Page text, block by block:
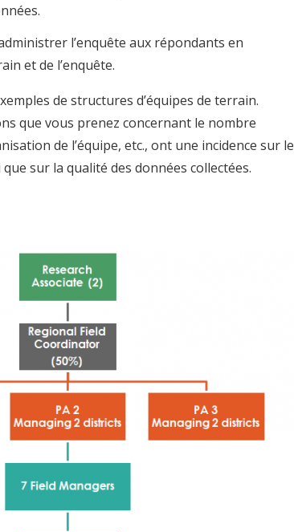
l’enquête aux répondants en
et de l’enquête.
de structures d’équipes de terrain.
que vous prenez concernant le nombre
de l’équipe, etc., ont une incidence sur le
sur la qualité des données collectées.